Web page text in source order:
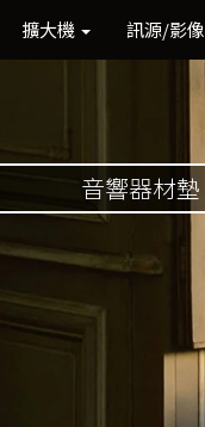
擴大機 訊源/影像
音響器材墊